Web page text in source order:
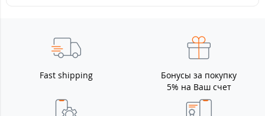
Fast shipping
Бонусы за покупку
5% на Ваш счет